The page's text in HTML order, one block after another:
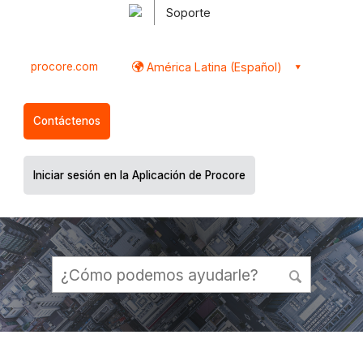
Soporte
procore.com América Latina (Español)
Contáctenos
Iniciar sesión en la Aplicación de Procore